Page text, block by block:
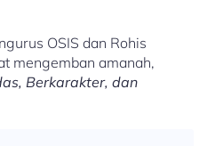
OSIS dan Rohis
mengemban amanah,
Berkarakter, dan